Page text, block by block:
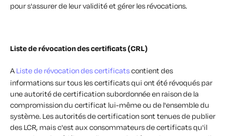
pour s'assurer de leur validité et gérer les révocations.
Liste de révocation des certificats (CRL)
A Liste de révocation des certificatscontient des
informations sur tous les certificats qui ont été révoqués par
une autorité de certification subordonnée en raison de la
compromission du certificat lui-même ou de l'ensemble du
système. Les autorités de certification sont tenues de publier
des LCR, mais c'est aux consommateurs de certificats qu'il